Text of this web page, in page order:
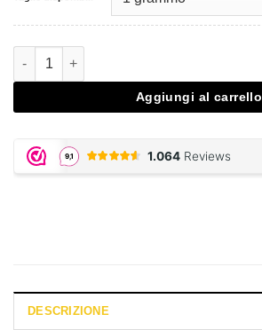
Kanna 10x Extract quantità
Aggiungi al carrello
DESCRIZIONE